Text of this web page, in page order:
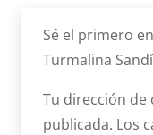
Sé el primero
Turmalina
Tu dirección
publicada. Los